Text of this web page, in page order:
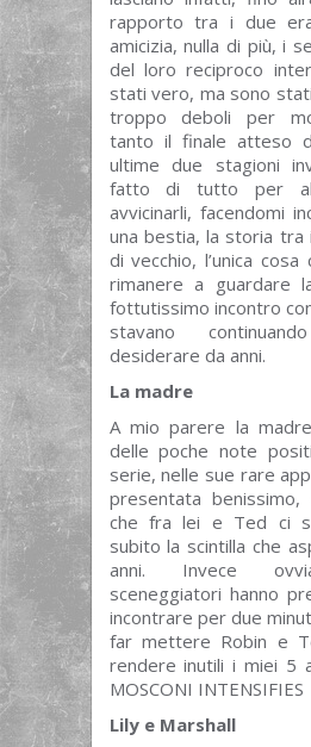
rapporto tra i due
amicizia, nulla di più, i
del loro reciproco
stati vero, ma sono
troppo deboli per
tanto il finale atteso
ultime due stagioni
fatto di tutto per
avvicinarli, facendomi
una bestia, la storia tra
di vecchio, l’unica
rimanere a guardare
fottutissimo incontro
stavano
desiderare da anni.
La madre
A mio parere la
delle poche note
serie, nelle sue rare
presentata
che fra lei e Ted ci
subito la scintilla che
anni. Invece
sceneggiatori hanno
incontrare per due
far mettere Robin e
rendere inutili i miei 5
MOSCONI INTENSIFIES
Lily e Marshall